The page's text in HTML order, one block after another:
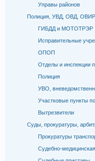
Управы районов
Полиция, УВД, ОВД, ОВИР
ГИБДД и МОТОТРЭР
Исправительные
ОПОП
Отделы и инспекции
Полиция
УВО,
Участковые пункты
Вытрезвители
Суды, прокуратуры,
Прокуратуры
Судебно-